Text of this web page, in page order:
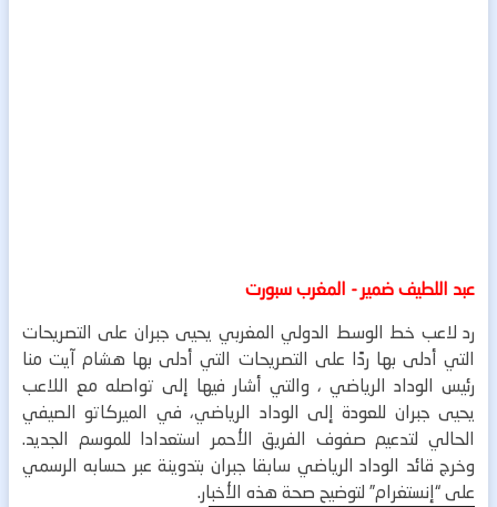
عبد اللطيف ضمير - المغرب سبورت
رد لاعب خط الوسط الدولي المغربي يحيى جبران على التصريحات
التي أدلى بها ردًا على التصريحات التي أدلى بها هشام آيت منا
رئيس الوداد الرياضي ، والتي أشار فيها إلى تواصله مع اللاعب
يحيى جبران للعودة إلى الوداد الرياضي، في الميركاتو الصيفي
الحالي لتدعيم صفوف الفريق الأحمر استعدادا للموسم الجديد.
وخرج قائد الوداد الرياضي سابقا جبران بتدوينة عبر حسابه الرسمي
على “إنستغرام” لتوضيح صحة هذه الأخبار.